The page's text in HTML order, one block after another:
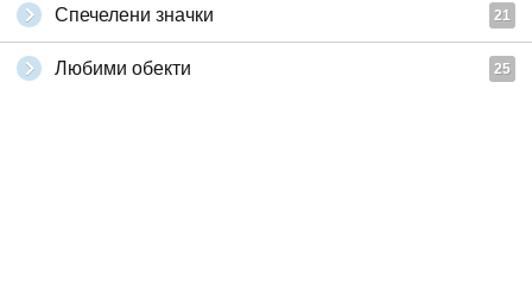
Спечелени значки 21
Любими обекти 25